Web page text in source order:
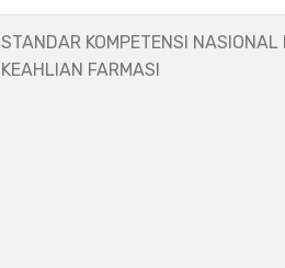
STANDAR KOMPETENSI NASIONAL
KEAHLIAN FARMASI